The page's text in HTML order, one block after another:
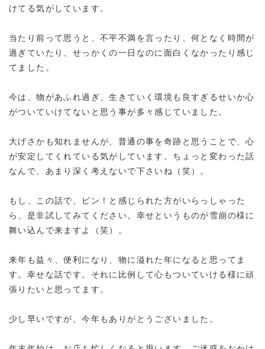
けてる気がしています。
当たり前って思うと、不平不満を言ったり、何となく時間が
過ぎていたり、せっかくの一日なのに面白くなかったり感じ
てました。
今は、物があふれ過ぎ、生きていく環境も良すぎるせいか心
がついていけてないと思う事が多々感じていました。
大げさかも知れませんが、普通の事を奇跡と思うことで、心
が安定してくれている気がしています。ちょっと変わった話
なんで、あまり深く考えないで下さいね（笑）。
もし、この話で、ピン！と感じられた方がいらっしゃった
ら、是非試してみてください。幸せというものが雪崩の様に
舞い込んで来ますよ（笑）。
来年も益々、便利になり、物に溢れた年になると思ってま
す。幸せな話です。それに比例して心もついていける様に頑
張りたいと思ってます。
少し早いですが、今年もありがとうございました。